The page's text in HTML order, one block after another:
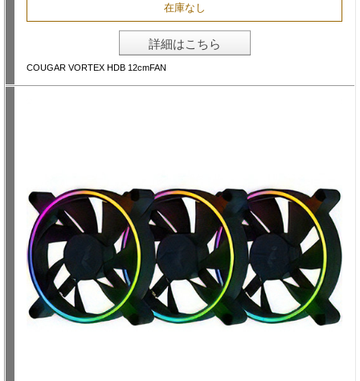
在庫なし
詳細はこちら
COUGAR VORTEX HDB 12cmFAN